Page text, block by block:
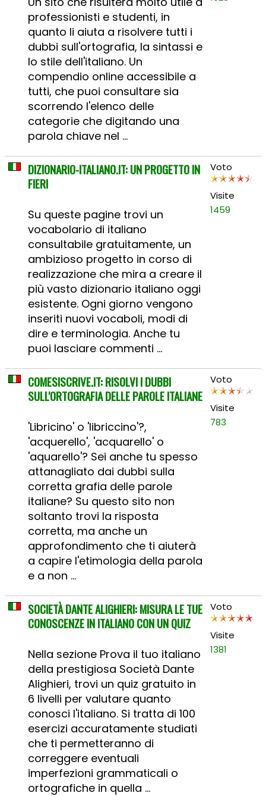
professionisti e studenti, in
quanto li aiuta a risolvere tutti i
dubbi sull'ortografia, la sintassi e
lo stile dell'italiano. Un
compendio online accessibile a
tutti, che puoi consultare sia
scorrendo l'elenco delle
categorie che digitando una
parola chiave nel ...
DIZIONARIO-ITALIANO.IT: UN PROGETTO IN
FIERI
Su queste pagine trovi un
vocabolario di italiano
consultabile gratuitamente, un
ambizioso progetto in corso di
realizzazione che mira a creare il
più vasto dizionario italiano oggi
esistente. Ogni giorno vengono
inseriti nuovi vocaboli, modi di
dire e terminologia. Anche tu
puoi lasciare commenti ...
Voto
Visite
1459
COMESISCRIVE.IT: RISOLVI I DUBBI
SULL'ORTOGRAFIA DELLE PAROLE ITALIANE
'Libricino' o 'libriccino'?,
'acquerello', 'acquarello' o
'aquarello'? Sei anche tu spesso
attanagliato dai dubbi sulla
corretta grafia delle parole
italiane? Su questo sito non
soltanto trovi la risposta
corretta, ma anche un
approfondimento che ti aiuterà
a capire l'etimologia della parola
e a non ...
Voto
Visite
783
SOCIETÀ DANTE ALIGHIERI: MISURA LE TUE
CONOSCENZE IN ITALIANO CON UN QUIZ
Nella sezione Prova il tuo italiano
della prestigiosa Società Dante
Alighieri, trovi un quiz gratuito in
6 livelli per valutare quanto
conosci l'italiano. Si tratta di 100
esercizi accuratamente studiati
che ti permetteranno di
correggere eventuali
imperfezioni grammaticali o
ortografiche in quella ...
Voto
Visite
1381